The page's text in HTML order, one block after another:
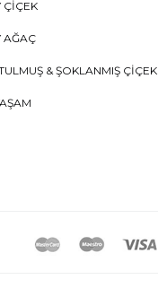
ÇIÇEK
AĞAÇ
& ŞOKLANMIŞ ÇIÇEK